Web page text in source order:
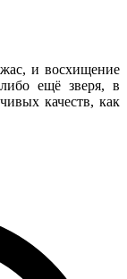
и восхищение
ещё зверя, в
качеств, как